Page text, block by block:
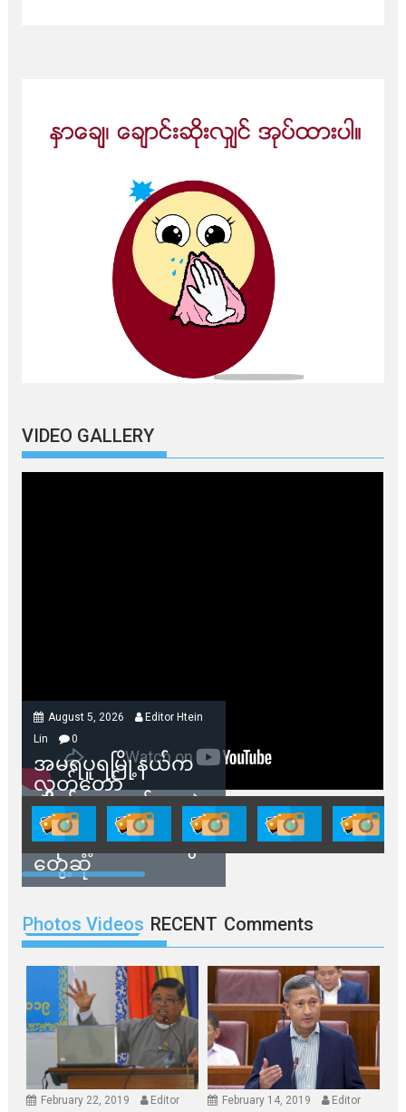
VIDEO GALLERY
August 5, 2026
Editor Htein
Lin
0
အမရပူရမြို့နယ်က
လွှတ်တော်
ကိုယ်စားလှယ်တွေနဲ့
နေအိမ်တွေဖျက်သိမ်း
ခံရမယ့် ဒေသခံတွေ
တွေ့ဆုံ
Photos Videos RECENT Comments
February 22, 2019 Editor February 14, 2019
Editor